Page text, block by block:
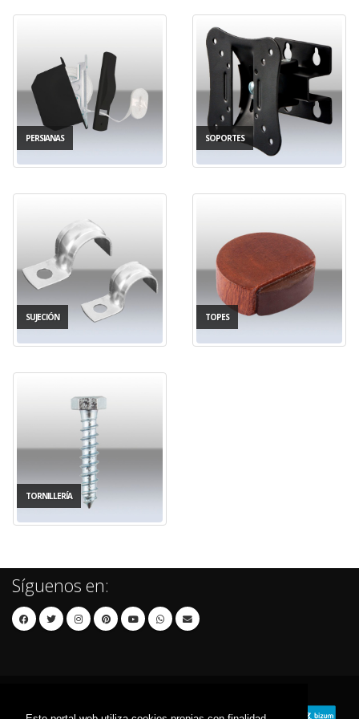
PERSIANAS SOPORTES
SUJECIÓN TOPES
TORNILLERÍA
Síguenos en: